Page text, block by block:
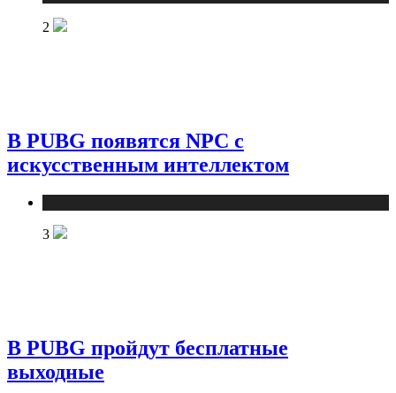
2
В PUBG появятся NPC с
искусственным интеллектом
3
В PUBG пройдут бесплатные
выходные